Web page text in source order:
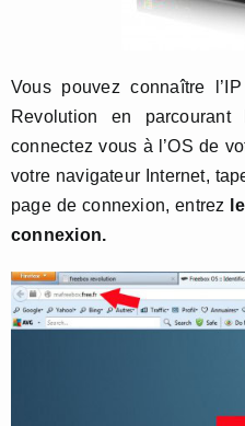
Vous pouvez connaître
Revolution en parcourant
connectez vous à l’OS de
votre navigateur Internet,
page de connexion, entrez
connexion.